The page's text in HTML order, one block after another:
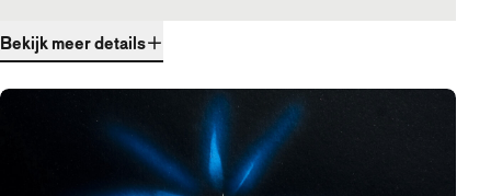
Bekijk meer details